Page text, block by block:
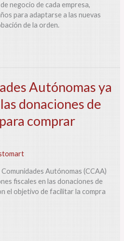
negocio de cada empresa,
para adaptarse a las nuevas
de la orden.
Autónomas ya
donaciones de
comprar
Autónomas (CCAA)
fiscales en las donaciones de
el objetivo de facilitar la compra